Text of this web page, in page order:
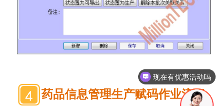
药品信息管理生产赋码作业流程
现在有优惠活动吗